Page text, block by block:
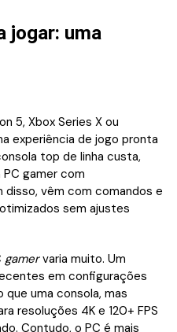
jogar: uma
5, Xbox Series X ou
experiência de jogo pronta
top de linha custa,
gamer com
vêm com comandos e
sem ajustes
gamervaria muito. Um
em configurações
uma consola, mas
resoluções 4K e 120+ FPS
Contudo, o PC é mais